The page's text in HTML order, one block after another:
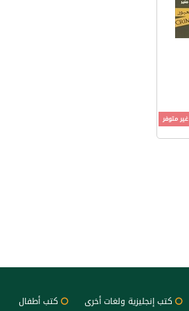
غير متوفر
كتب إنجليزية ولغات أخرى كتب أطفال